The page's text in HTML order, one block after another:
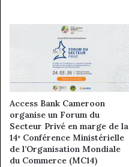
Access Bank Cameroon
organise un Forum du
Secteur Privé en marge de la
14ᵉ Conférence Ministérielle
de l’Organisation Mondiale
du Commerce (MC14)